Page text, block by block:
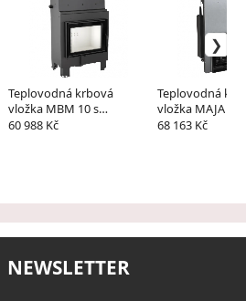
Teplovodná krbová
vložka MBM 10 s
dochladzovacou špirálou
60 988 Kč
Teplovodná
vložka MAJA 12
výsuvným
68 163 Kč
NEWSLETTER